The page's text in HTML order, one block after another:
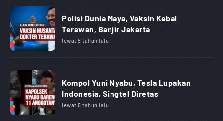
Polisi Dunia Maya, Vaksin Kebal
Terawan, Banjir Jakarta
lewat 5 tahun lalu
Kompol Yuni Nyabu, Tesla Lupakan
Indonesia, Singtel Diretas
lewat 5 tahun lalu